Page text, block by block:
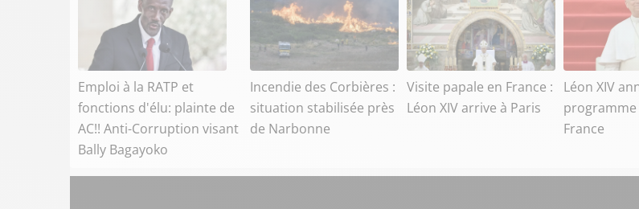
Emploi à la RATP et
fonctions d'élu: plainte de
AC!! Anti-Corruption visant
Bally Bagayoko
Incendie des Corbières :
situation stabilisée près
de Narbonne
Visite papale en France :
Léon XIV arrive à Paris
Léon XIV
programme
France